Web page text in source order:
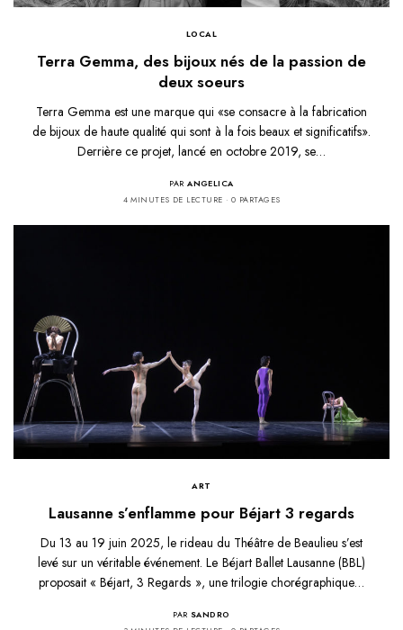
LOCAL
Terra Gemma, des bijoux nés de la passion de
deux soeurs
Terra Gemma est une marque qui «se consacre à la fabrication
de bijoux de haute qualité qui sont à la fois beaux et significatifs».
Derrière ce projet, lancé en octobre 2019, se…
PAR ANGELICA
4 MINUTES DE LECTURE
0 PARTAGES
ART
Lausanne s’enflamme pour Béjart 3 regards
Du 13 au 19 juin 2025, le rideau du Théâtre de Beaulieu s’est
levé sur un véritable événement. Le Béjart Ballet Lausanne (BBL)
proposait « Béjart, 3 Regards », une trilogie chorégraphique…
PAR SANDRO